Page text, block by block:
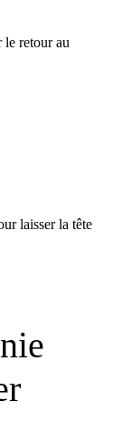
le retour au
laisser la tête